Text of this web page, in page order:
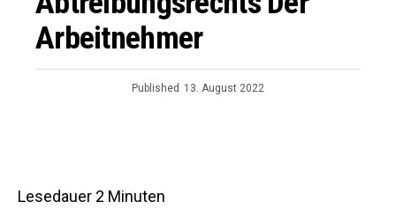
Arbeitnehmer
Published 13. August 2022
Lesedauer 2 Minuten